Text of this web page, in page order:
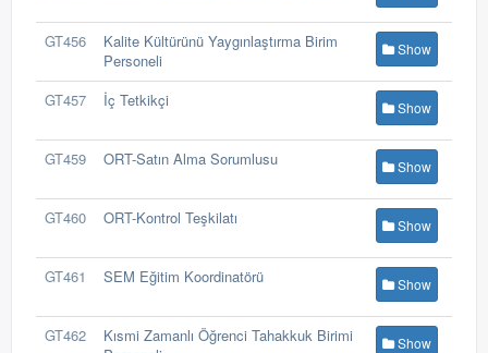
GT456
Kalite Kültürünü Yaygınlaştırma Birim
Personeli
Show
GT457 İç Tetkikçi Show
GT459 ORT-Satın Alma Sorumlusu Show
GT460 ORT-Kontrol Teşkilatı Show
GT461 SEM Eğitim Koordinatörü Show
GT462
Kısmi Zamanlı Öğrenci Tahakkuk Birimi
Show